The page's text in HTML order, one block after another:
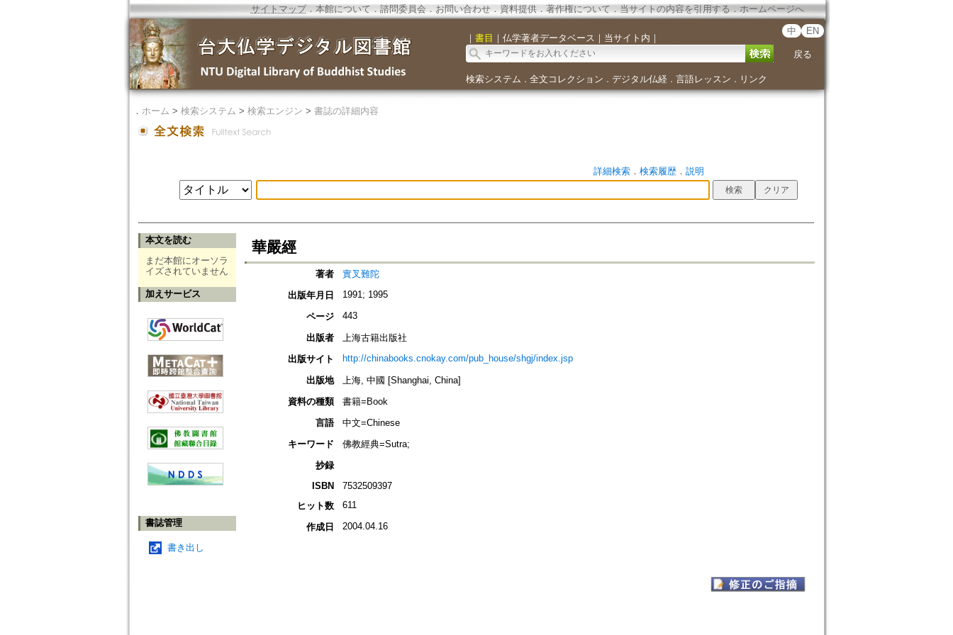
サイトマップ．本館について ． 諮問委員会． お問い合わせ． 資料提供． 著作権について．当サイトの内容を引用する ． ホームページへ
｜ 書目 ｜ 仏学著者データベース ｜ 当サイト内 ｜
中 EN
戻る
検索システム ． 全文コレクション ． デジタル仏経． 言語レッスン ． リンク
． ホーム > 検索システム > 検索エンジン > 書誌の詳細内容
詳細検索． 検索履歴． 説明
本文を読む
まだ本館にオーソラ
イズされていません
加えサービス
書誌管理
書き出し
華嚴經
著者
實叉難陀
出版年月日
1991; 1995
ページ 443
出版者
上海古籍出版社
出版サイト
http://chinabooks.cnokay.com/pub_house/shgj/index.jsp
出版地
上海, 中國 [Shanghai, China]
資料の種類
書籍=Book
言語
中文=Chinese
キーワード
佛教經典=Sutra;
抄録
ISBN
7532509397
ヒット数
611
作成日 2004.04.16